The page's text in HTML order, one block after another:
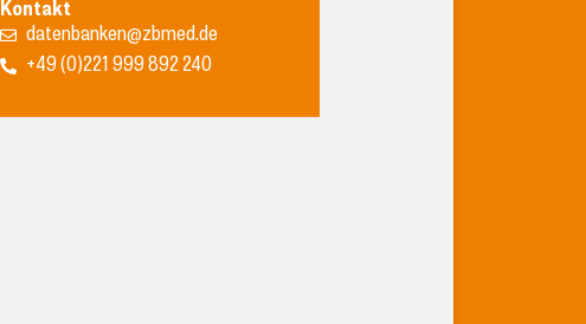
Kontakt
datenbanken@zbmed.de
+49 (0)221 999 892 240